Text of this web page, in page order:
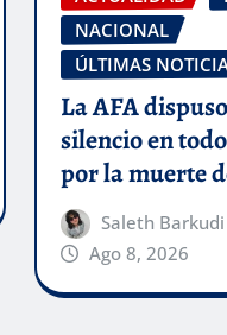
NACIONAL
ÚLTIMAS
La AFA
silencio en
por la muerte
Saleth Barkudi
Ago 8, 2026